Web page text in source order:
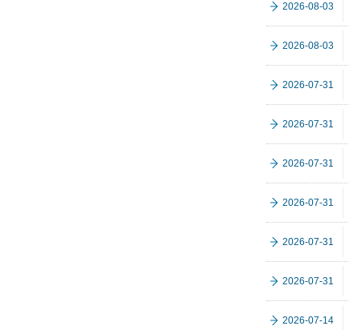
2026-08-03
2026-08-03
2026-07-31
2026-07-31
2026-07-31
2026-07-31
2026-07-31
2026-07-31
2026-07-14